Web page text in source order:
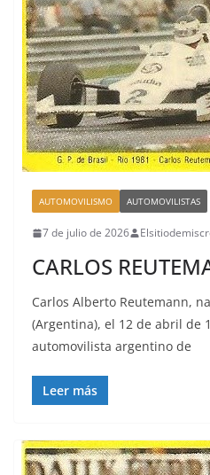
AUTOMOVILISMO AUTOMOVILISTAS
7 de julio de 2026
CARLOS
Carlos Alberto Reutemann,
(Argentina), el 12 de abril de
automovilista argentino de
Leer más